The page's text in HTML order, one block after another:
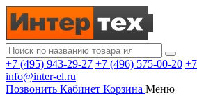
+7 (495) 943-29-27 +7 (496) 575-00-20
info@inter-el.ru
Позвонить Кабинет Корзина Меню